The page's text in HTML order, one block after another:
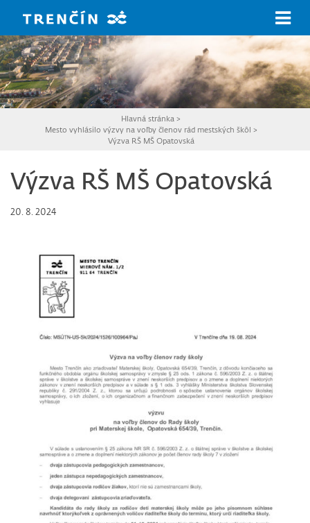
Hlavná stránka >
Mesto vyhlásilo výzvy na voľby členov rád mestských škôl >
Výzva RŠ MŠ Opatovská
Výzva RŠ MŠ Opatovská
20. 8. 2024